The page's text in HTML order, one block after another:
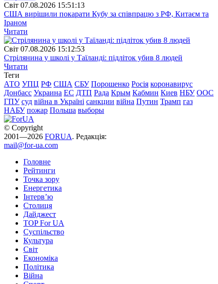
Свiт 07.08.2026 15:51:13
США вирішили покарати Кубу за співпрацю з РФ, Китаєм та
Іраном
Читати
Свiт 07.08.2026 15:12:53
Стрілянина у школі у Таїланді: підліток убив 8 людей
Читати
Теги
АТО УПЦ РФ США СБУ Порошенко Росія коронавирус
Донбасс Украина ЕС ДТП Рада Крым Кабмин Киев НБУ ООС
ГПУ суд війна в Україні санкции війна Путин Трамп газ
НАБУ пожар Польша выборы
© Copyright
2001—2026 FORUA. Редакція:
mail@for-ua.com
Головне
Рейтинги
Точка зору
Енергетика
Інтерв’ю
Столиця
Дайджест
TOP For UA
Суспiльство
Культура
Світ
Економіка
Політика
Війна